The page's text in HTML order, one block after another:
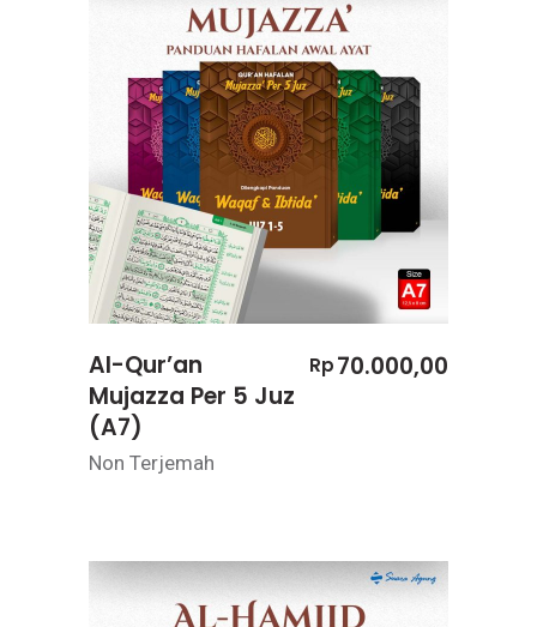
Al-Qur’an
Mujazza Per 5 Juz
(A7)
Rp70.000,00
Non Terjemah